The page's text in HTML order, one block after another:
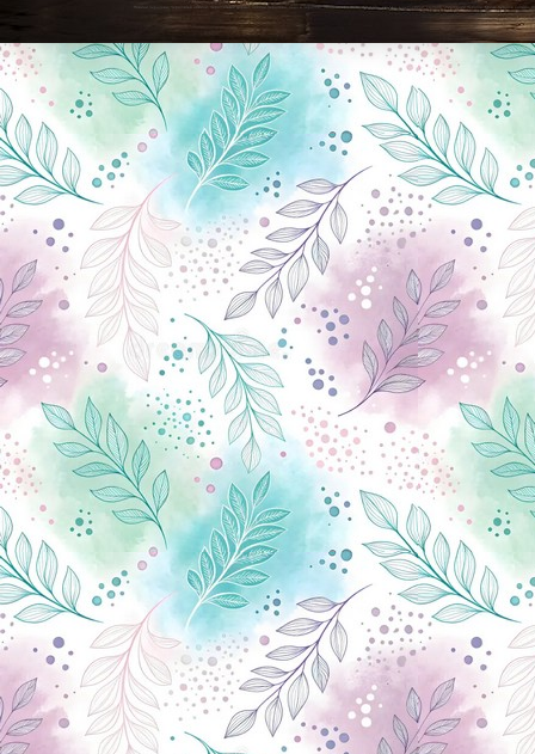
Новини Чернігова, Чернігівські новини, Чернігівський формат, новини Чернігова, події в Чернігові: політика, економіка, аналітика, культура, відеоновини, екологія, спортивний Чернігів, туризм, Чернігів